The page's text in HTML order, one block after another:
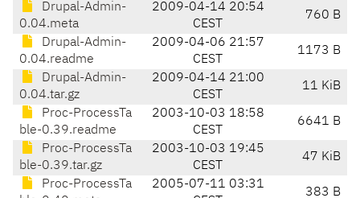
Drupal-Admin-
0.04.meta
2009-04-14 20:54
CEST
760 B
Drupal-Admin-
0.04.readme
2009-04-06 21:57
CEST
1173 B
Drupal-Admin-
0.04.tar.gz
2009-04-14 21:00
CEST
11 KiB
Proc-ProcessTa
ble-0.39.readme
2003-10-03 18:58
CEST
6641 B
Proc-ProcessTa
ble-0.39.tar.gz
2003-10-03 19:45
CEST
47 KiB
Proc-ProcessTa
2005-07-11 03:31
383 B